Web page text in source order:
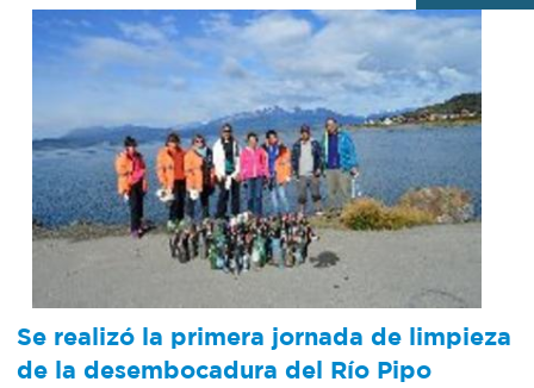
Se realizó la primera jornada de limpieza
de la desembocadura del Río Pipo